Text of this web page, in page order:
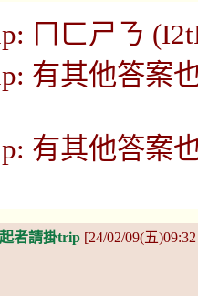
ㄇㄈㄕㄋ
有其他答案
有其他答案
者請掛trip [24/02/09(五